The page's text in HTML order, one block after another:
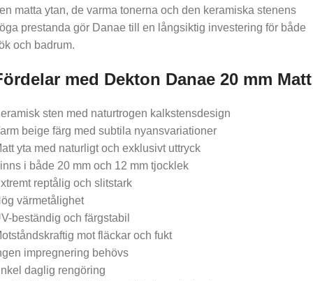
matta ytan, de varma tonerna och den keramiska stenens
prestanda gör Danae till en långsiktig investering för både
och badrum.
med Dekton Danae 20 mm Matt
sten med naturtrogen kalkstensdesign
beige färg med subtila nyansvariationer
yta med naturligt och exklusivt uttryck
i både 20 mm och 12 mm tjocklek
reptålig och slitstark
värmetålighet
beständig och färgstabil
mot fläckar och fukt
impregnering behövs
daglig rengöring